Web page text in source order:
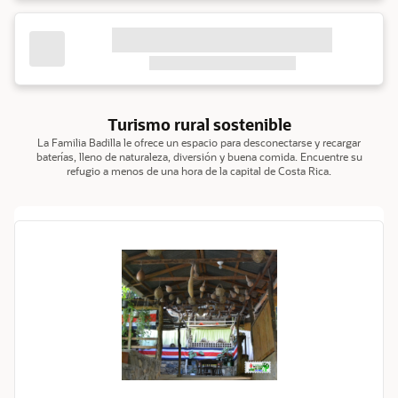
Turismo rural sostenible
La Familia Badilla le ofrece un espacio para desconectarse y recargar
baterías, lleno de naturaleza, diversión y buena comida. Encuentre su
refugio a menos de una hora de la capital de Costa Rica.